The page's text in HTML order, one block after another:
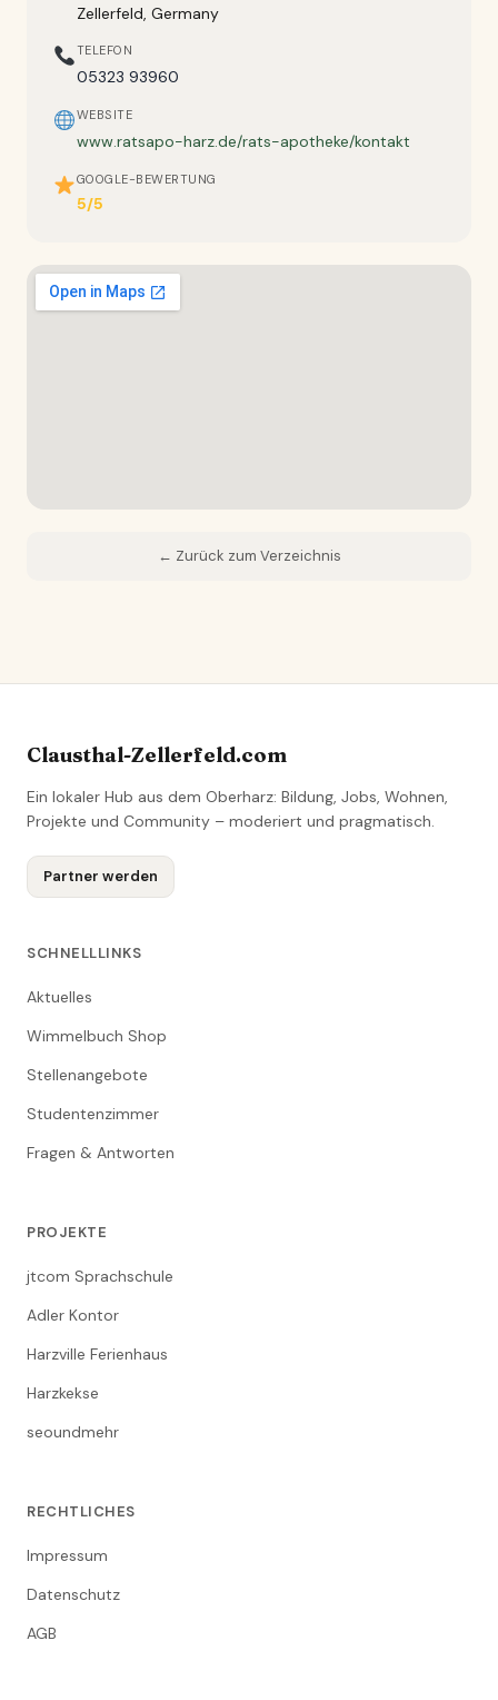
Zellerfeld, Germany
TELEFON
05323 93960
WEBSITE
www.ratsapo-harz.de/rats-apotheke/kontakt
GOOGLE-BEWERTUNG
5/5
← Zurück zum Verzeichnis
Clausthal-Zellerfeld.com
Ein lokaler Hub aus dem Oberharz: Bildung, Jobs, Wohnen,
Projekte und Community – moderiert und pragmatisch.
Partner werden
SCHNELLLINKS
Aktuelles
Wimmelbuch Shop
Stellenangebote
Studentenzimmer
Fragen & Antworten
PROJEKTE
jtcom Sprachschule
Adler Kontor
Harzville Ferienhaus
Harzkekse
seoundmehr
RECHTLICHES
Impressum
Datenschutz
AGB